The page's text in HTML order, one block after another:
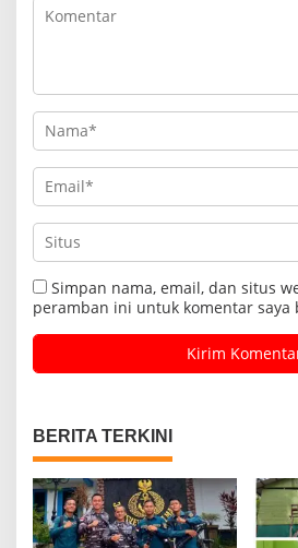
Simpan nama, email, dan situs
peramban ini untuk komentar saya
BERITA TERKINI